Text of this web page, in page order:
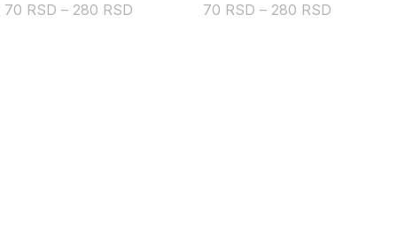
70 RSD – 280 RSD
70 RSD – 280 RSD